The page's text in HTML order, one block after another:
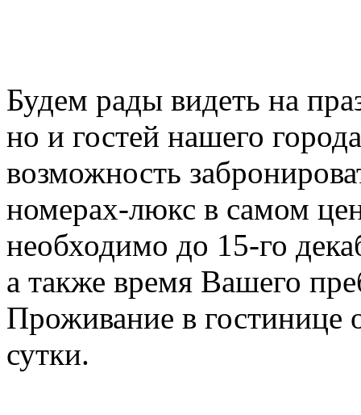
Будем рады видеть на
но и гостей нашего
возможность
номерах-люкс в самом
необходимо до 15-го
а также время Вашего
Проживание в гостинице
сутки.